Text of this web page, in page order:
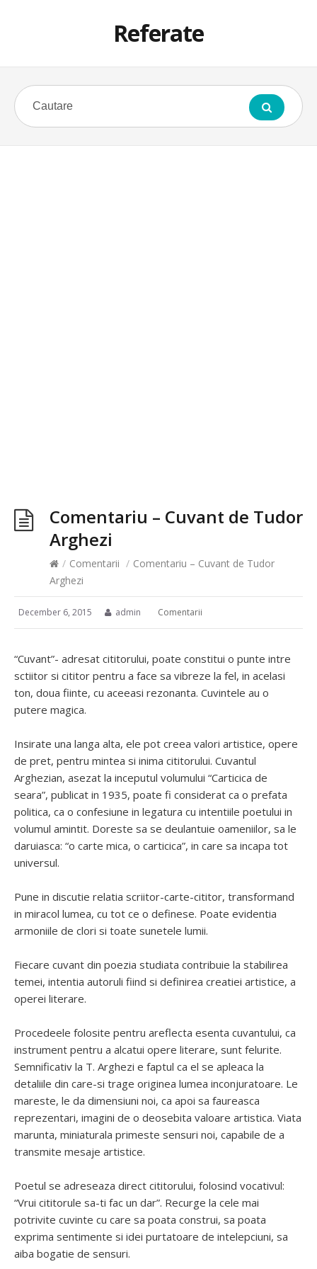
Referate
Comentariu – Cuvant de Tudor
Arghezi
/ Comentarii / Comentariu – Cuvant de Tudor
Arghezi
December 6, 2015 admin Comentarii
“Cuvant”- adresat cititorului, poate constitui o punte intre
sctiitor si cititor pentru a face sa vibreze la fel, in acelasi
ton, doua fiinte, cu aceeasi rezonanta. Cuvintele au o
putere magica.
Insirate una langa alta, ele pot creea valori artistice, opere
de pret, pentru mintea si inima cititorului. Cuvantul
Arghezian, asezat la inceputul volumului “Carticica de
seara”, publicat in 1935, poate fi considerat ca o prefata
politica, ca o confesiune in legatura cu intentiile poetului in
volumul amintit. Doreste sa se deulantuie oameniilor, sa le
daruiasca: “o carte mica, o carticica”, in care sa incapa tot
universul.
Pune in discutie relatia scriitor-carte-cititor, transformand
in miracol lumea, cu tot ce o definese. Poate evidentia
armoniile de clori si toate sunetele lumii.
Fiecare cuvant din poezia studiata contribuie la stabilirea
temei, intentia autoruli fiind si definirea creatiei artistice, a
operei literare.
Procedeele folosite pentru areflecta esenta cuvantului, ca
instrument pentru a alcatui opere literare, sunt felurite.
Semnificativ la T. Arghezi e faptul ca el se apleaca la
detaliile din care-si trage originea lumea inconjuratoare. Le
mareste, le da dimensiuni noi, ca apoi sa faureasca
reprezentari, imagini de o deosebita valoare artistica. Viata
marunta, miniaturala primeste sensuri noi, capabile de a
transmite mesaje artistice.
Poetul se adreseaza direct cititorului, folosind vocativul:
“Vrui cititorule sa-ti fac un dar”. Recurge la cele mai
potrivite cuvinte cu care sa poata construi, sa poata
exprima sentimente si idei purtatoare de intelepciuni, sa
aiba bogatie de sensuri.